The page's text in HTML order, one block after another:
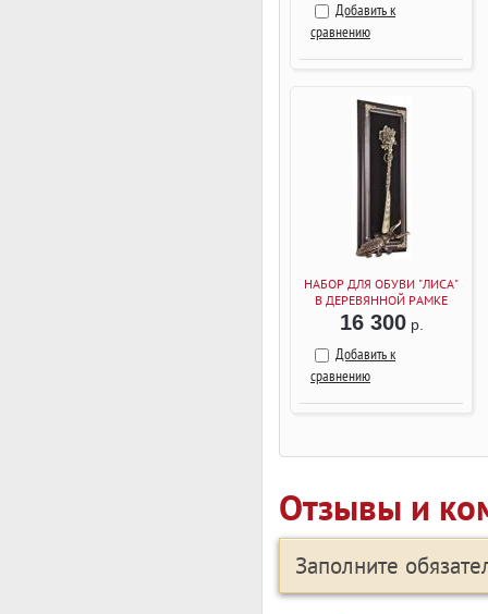
Добавить к
сравнению
НАБОР ДЛЯ ОБУВИ "ЛИСА"
В ДЕРЕВЯННОЙ РАМКЕ
(ВЕНГЕ)
16 300р.
Добавить к
сравнению
Отзывы и
Заполните